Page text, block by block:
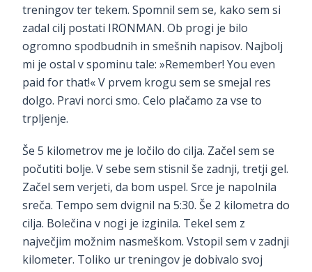
treningov ter tekem. Spomnil sem se, kako sem si
zadal cilj postati IRONMAN. Ob progi je bilo
ogromno spodbudnih in smešnih napisov. Najbolj
mi je ostal v spominu tale: »Remember! You even
paid for that!« V prvem krogu sem se smejal res
dolgo. Pravi norci smo. Celo plačamo za vse to
trpljenje.
Še 5 kilometrov me je ločilo do cilja. Začel sem se
počutiti bolje. V sebe sem stisnil še zadnji, tretji gel.
Začel sem verjeti, da bom uspel. Srce je napolnila
sreča. Tempo sem dvignil na 5:30. Še 2 kilometra do
cilja. Bolečina v nogi je izginila. Tekel sem z
največjim možnim nasmeškom. Vstopil sem v zadnji
kilometer. Toliko ur treningov je dobivalo svoj